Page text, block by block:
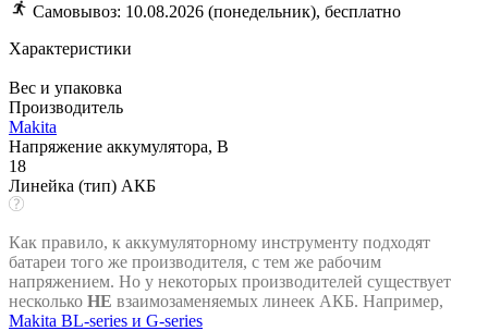
Cамовывоз: 10.08.2026 (понедельник), бесплатно
Характеристики
Вес и упаковка
Производитель
Makita
Напряжение аккумулятора, В
18
Линейка (тип) АКБ
Как правило, к аккумуляторному инструменту подходят
батареи того же производителя, с тем же рабочим
напряжением. Но у некоторых производителей существует
несколько НЕ взаимозаменяемых линеек АКБ. Например,
Makita BL-series и G-series